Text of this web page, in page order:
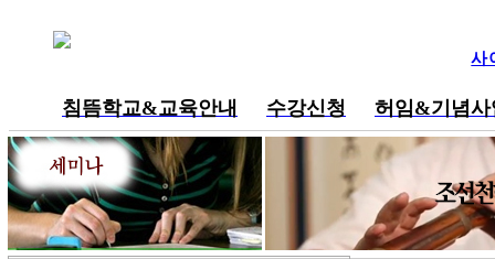
사
침뜸학교&교육안내 수강신청
허임&기념사
내공부방